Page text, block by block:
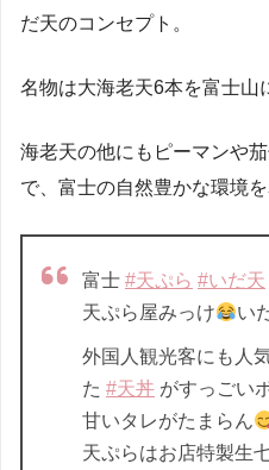
だ天のコンセプト。
名物は大海老天6本を富士山
海老天の他にもピーマンや
で、富士の自然豊かな環境を
富士 #天ぷら #いだ天
天ぷら屋みっけ
い
外国人観光客にも人
た #天丼 がすっごい
甘いタレがたまらん
天ぷらはお店特製生